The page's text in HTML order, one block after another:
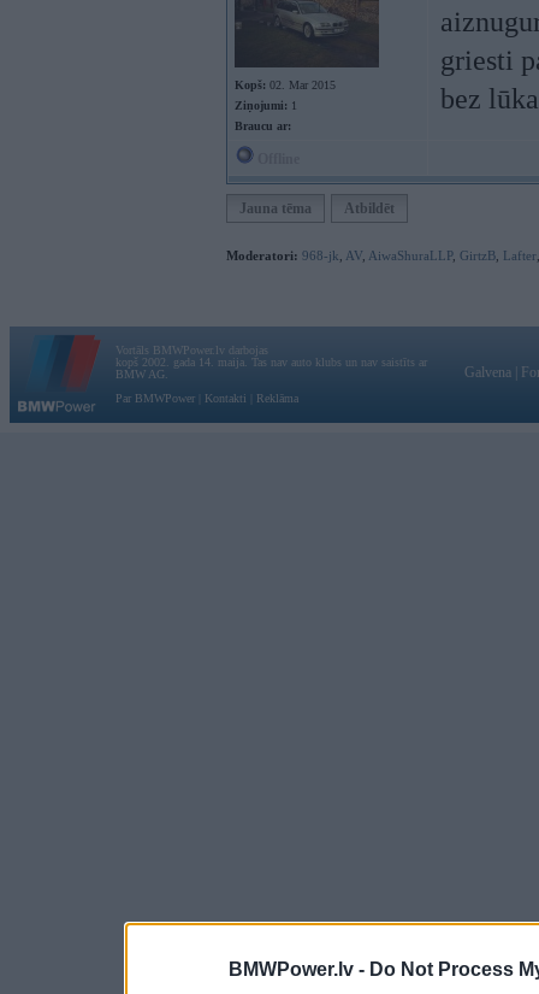
BMWPower.lv - Do Not Process
Kopš: 02. Mar 2015
Ziņojumi: 1
Braucu ar:
griesti
bez
Jauna tēma Atbildēt
Moderatori: 968-jk AV AiwaShuraLLP, GirtzB Lafter
Vortāls BMWPower.lv darbojas
kopš 2002. gada 14. maija. Tas nav auto klubs un nav saistīts ar
BMW AG.
Par BMWPower
Kontakti Reklāma
Galvena